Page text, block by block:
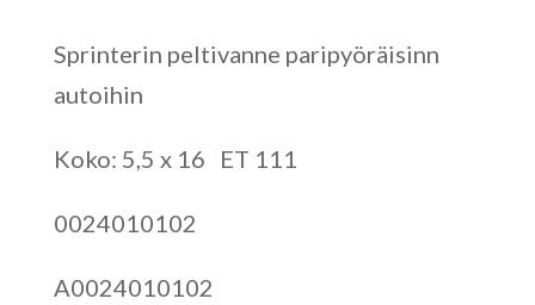
Sprinterin peltivanne paripyöräisinn
autoihin
Koko: 5,5 x 16 ET 111
0024010102
A0024010102